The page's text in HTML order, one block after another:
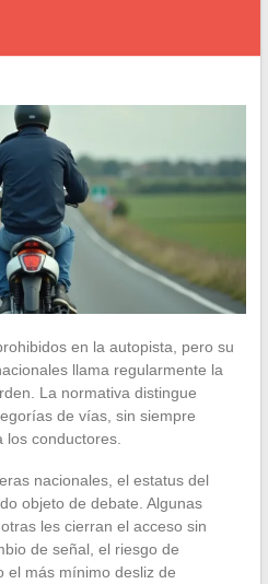
en la autopista, pero su
llama regularmente la
La normativa distingue
de vías, sin siempre
conductores.
nacionales, el estatus del
objeto de debate. Algunas
les cierran el acceso sin
de señal, el riesgo de
el más mínimo desliz de